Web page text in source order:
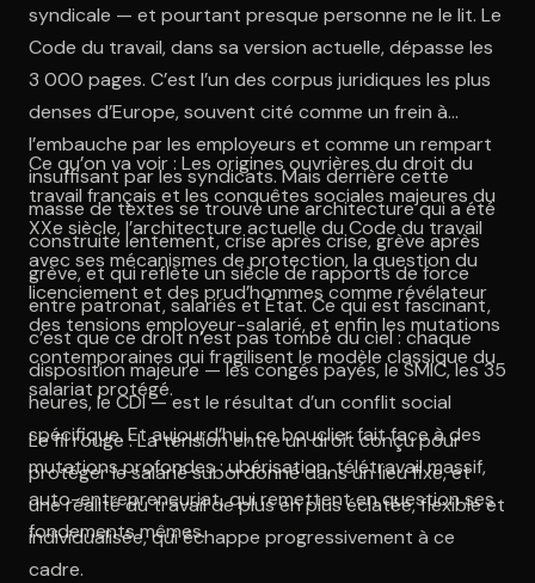
syndicale — et pourtant presque personne ne le lit. Le
Code du travail, dans sa version actuelle, dépasse les
3 000 pages. C’est l’un des corpus juridiques les plus
denses d’Europe, souvent cité comme un frein à
l’embauche par les employeurs et comme un rempart
insuffisant par les syndicats. Mais derrière cette
masse de textes se trouve une architecture qui a été
construite lentement, crise après crise, grève après
grève, et qui reflète un siècle de rapports de force
entre patronat, salariés et État. Ce qui est fascinant,
c’est que ce droit n’est pas tombé du ciel : chaque
disposition majeure — les congés payés, le SMIC, les 35
heures, le CDI — est le résultat d’un conflit social
spécifique. Et aujourd’hui, ce bouclier fait face à des
mutations profondes : ubérisation, télétravail massif,
auto-entrepreneuriat, qui remettent en question ses
fondements mêmes.
Ce qu’on va voir : Les origines ouvrières du droit du
travail français et les conquêtes sociales majeures du
XXe siècle, l’architecture actuelle du Code du travail
avec ses mécanismes de protection, la question du
licenciement et des prud’hommes comme révélateur
des tensions employeur-salarié, et enfin les mutations
contemporaines qui fragilisent le modèle classique du
salariat protégé.
Le fil rouge : La tension entre un droit conçu pour
protéger le salarié subordonné dans un lieu fixe, et
une réalité du travail de plus en plus éclatée, flexible et
individualisée, qui échappe progressivement à ce
cadre.